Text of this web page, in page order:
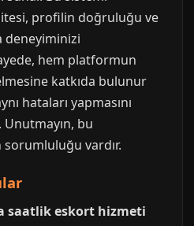
profilin doğruluğu ve
deneyiminizi
hem platformun
katkıda bulunur
hataları yapmasını
bu
vardır.
saatlik eskort hizmeti